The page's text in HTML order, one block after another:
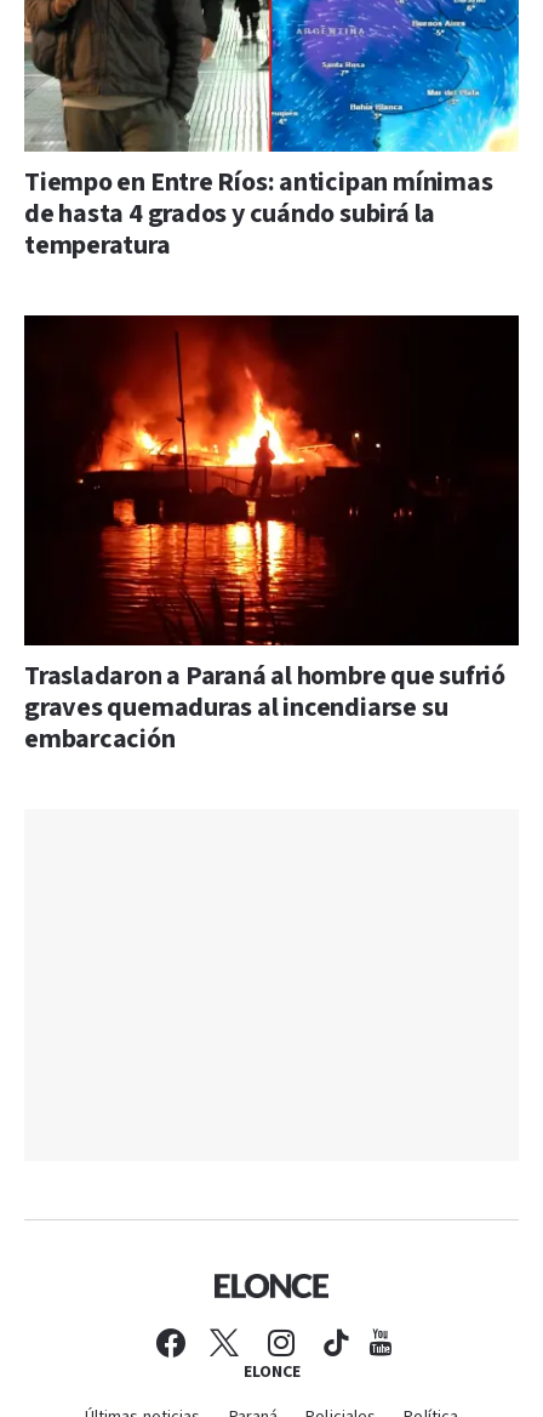
Tiempo en Entre Ríos: anticipan mínimas
de hasta 4 grados y cuándo subirá la
temperatura
Trasladaron a Paraná al hombre que sufrió
graves quemaduras al incendiarse su
embarcación
ELONCE